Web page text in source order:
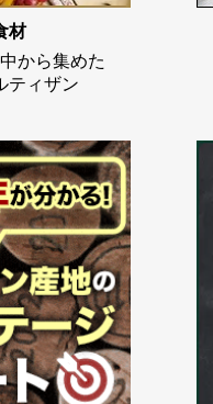
材
から集めた
ティザン